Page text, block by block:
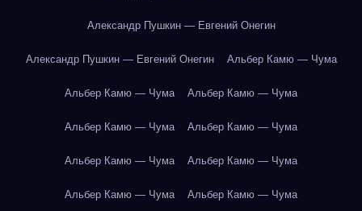
Александр Пушкин — Евгений Онегин
Александр Пушкин — Евгений Онегин Альбер Камю — Чума
Альбер Камю — Чума Альбер Камю — Чума
Альбер Камю — Чума Альбер Камю — Чума
Альбер Камю — Чума Альбер Камю — Чума
Альбер Камю — Чума Альбер Камю — Чума